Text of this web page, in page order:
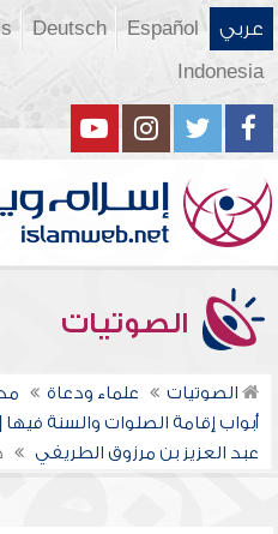
عربي Español
Deutsch
Indonesia
الصوتيات
الصوتيات علماء ودعاة
أبواب إقامة الصلوات والسنة فيها
عبد العزيز بن مرزوق الطريفي